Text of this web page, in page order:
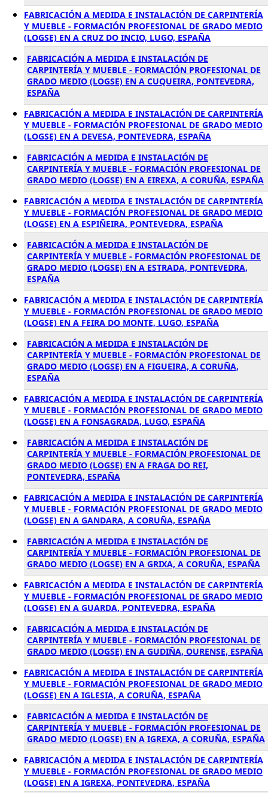
FABRICACIÓN A MEDIDA E INSTALACIÓN DE CARPINTERÍA
Y MUEBLE - FORMACIÓN PROFESIONAL DE GRADO MEDIO
(LOGSE) EN A CRUZ DO INCIO, LUGO, ESPAÑA
FABRICACIÓN A MEDIDA E INSTALACIÓN DE
CARPINTERÍA Y MUEBLE - FORMACIÓN PROFESIONAL DE
GRADO MEDIO (LOGSE) EN A CUQUEIRA, PONTEVEDRA,
ESPAÑA
FABRICACIÓN A MEDIDA E INSTALACIÓN DE CARPINTERÍA
Y MUEBLE - FORMACIÓN PROFESIONAL DE GRADO MEDIO
(LOGSE) EN A DEVESA, PONTEVEDRA, ESPAÑA
FABRICACIÓN A MEDIDA E INSTALACIÓN DE
CARPINTERÍA Y MUEBLE - FORMACIÓN PROFESIONAL DE
GRADO MEDIO (LOGSE) EN A EIREXA, A CORUÑA, ESPAÑA
FABRICACIÓN A MEDIDA E INSTALACIÓN DE CARPINTERÍA
Y MUEBLE - FORMACIÓN PROFESIONAL DE GRADO MEDIO
(LOGSE) EN A ESPIÑEIRA, PONTEVEDRA, ESPAÑA
FABRICACIÓN A MEDIDA E INSTALACIÓN DE
CARPINTERÍA Y MUEBLE - FORMACIÓN PROFESIONAL DE
GRADO MEDIO (LOGSE) EN A ESTRADA, PONTEVEDRA,
ESPAÑA
FABRICACIÓN A MEDIDA E INSTALACIÓN DE CARPINTERÍA
Y MUEBLE - FORMACIÓN PROFESIONAL DE GRADO MEDIO
(LOGSE) EN A FEIRA DO MONTE, LUGO, ESPAÑA
FABRICACIÓN A MEDIDA E INSTALACIÓN DE
CARPINTERÍA Y MUEBLE - FORMACIÓN PROFESIONAL DE
GRADO MEDIO (LOGSE) EN A FIGUEIRA, A CORUÑA,
ESPAÑA
FABRICACIÓN A MEDIDA E INSTALACIÓN DE CARPINTERÍA
Y MUEBLE - FORMACIÓN PROFESIONAL DE GRADO MEDIO
(LOGSE) EN A FONSAGRADA, LUGO, ESPAÑA
FABRICACIÓN A MEDIDA E INSTALACIÓN DE
CARPINTERÍA Y MUEBLE - FORMACIÓN PROFESIONAL DE
GRADO MEDIO (LOGSE) EN A FRAGA DO REI,
PONTEVEDRA, ESPAÑA
FABRICACIÓN A MEDIDA E INSTALACIÓN DE CARPINTERÍA
Y MUEBLE - FORMACIÓN PROFESIONAL DE GRADO MEDIO
(LOGSE) EN A GANDARA, A CORUÑA, ESPAÑA
FABRICACIÓN A MEDIDA E INSTALACIÓN DE
CARPINTERÍA Y MUEBLE - FORMACIÓN PROFESIONAL DE
GRADO MEDIO (LOGSE) EN A GRIXA, A CORUÑA, ESPAÑA
FABRICACIÓN A MEDIDA E INSTALACIÓN DE CARPINTERÍA
Y MUEBLE - FORMACIÓN PROFESIONAL DE GRADO MEDIO
(LOGSE) EN A GUARDA, PONTEVEDRA, ESPAÑA
FABRICACIÓN A MEDIDA E INSTALACIÓN DE
CARPINTERÍA Y MUEBLE - FORMACIÓN PROFESIONAL DE
GRADO MEDIO (LOGSE) EN A GUDIÑA, OURENSE, ESPAÑA
FABRICACIÓN A MEDIDA E INSTALACIÓN DE CARPINTERÍA
Y MUEBLE - FORMACIÓN PROFESIONAL DE GRADO MEDIO
(LOGSE) EN A IGLESIA, A CORUÑA, ESPAÑA
FABRICACIÓN A MEDIDA E INSTALACIÓN DE
CARPINTERÍA Y MUEBLE - FORMACIÓN PROFESIONAL DE
GRADO MEDIO (LOGSE) EN A IGREXA, A CORUÑA, ESPAÑA
FABRICACIÓN A MEDIDA E INSTALACIÓN DE CARPINTERÍA
Y MUEBLE - FORMACIÓN PROFESIONAL DE GRADO MEDIO
(LOGSE) EN A IGREXA, PONTEVEDRA, ESPAÑA